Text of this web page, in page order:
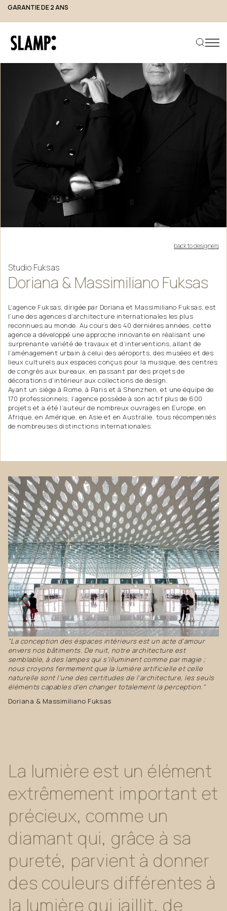
GARANTIE DE 2 ANS
Rechercher un produit
back to designers
Studio Fuksas
Doriana &MassimilianoFuksas
L’agence Fuksas, dirigée par Doriana et Massimiliano Fuksas, est
l’une des agences d’architecture internationales les plus
reconnues au monde. Au cours des 40 dernières années, cette
agence a développé une approche innovante en réalisant une
surprenante variété de travaux et d’interventions, allant de
l’aménagement urbain à celui des aéroports, des musées et des
lieux culturels aux espaces conçus pour la musique, des centres
de congrès aux bureaux, en passant par des projets de
décorations d’intérieur aux collections de design.
Ayant un siège à Rome, à Paris et à Shenzhen, et une équipe de
170 professionnels, l’agence possède à son actif plus de 600
projets et a été l’auteur de nombreux ouvrages en Europe, en
Afrique, en Amérique, en Asie et en Australie, tous récompensés
de nombreuses distinctions internationales.
"La conception des éspaces intérieurs est un acte d'amour
envers nos bâtiments. De nuit, notre architecture est
semblable, à des lampes qui s’illuminent comme par magie ;
nous croyons fermement que la lumière artificielle et celle
naturelle sont l'une des certitudes de l'architecture, les seuls
éléments capables d’en changer totalement la perception. "
Doriana & Massimiliano Fuksas
La lumière est un élément
extrêmement important et
précieux, comme un
diamant qui, grâce à sa
pureté, parvient à donner
des couleurs différentes à
la lumière qui jaillit, de